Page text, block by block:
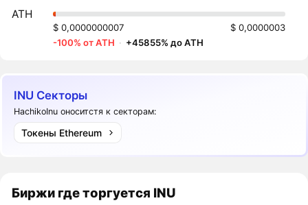
ATH
$ 0,0000000007
$ 0,0000003
-100% от ATH · +45855% до ATH
INU Секторы
HachikoInu оноситстя к секторам:
Токены Ethereum
Биржи где торгуется INU